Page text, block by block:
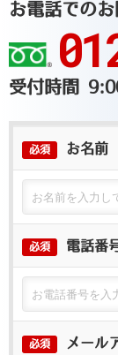
お電話での
受付時間
必須 お名前
必須 電話番
必須 メール